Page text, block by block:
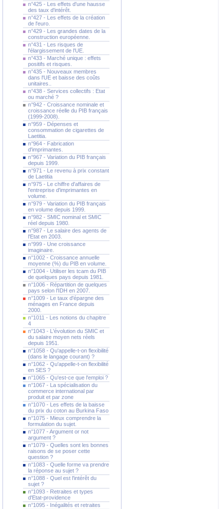
n°425 - Les effets d'une hausse
des taux d'intérêt.
n°427 - Les effets de la création
de l'euro.
n°429 - Les grandes dates de la
construction européenne.
n°431 - Les risques de
l'élargissement de l'UE.
n°433 - Marché unique : effets
positifs et risques.
n°435 - Nouveaux membres
dans l'UE et baisse des coûts
unitaires..
n°438 - Services collectifs : Etat
ou marché ?
n°942 - Croissance nominale et
croissance réelle du PIB français
(1999-2008).
n°959 - Dépenses et
consommation de cigarettes de
Laetitia.
n°964 - Fabrication
d'imprimantes.
n°967 - Variation du PIB français
depuis 1999.
n°971 - Le revenu à prix constant
de Laetitia
n°975 - Le chiffre d'affaires de
l'entreprise d'imprimantes en
volume.
n°979 - Variation du PIB français
en volume depuis 1999.
n°982 - SMIC nominal et SMIC
réel depuis 1980.
n°987 - Le salaire des agents de
l'Etat en 2003.
n°999 - Une croissance
imaginaire.
n°1002 - Croissance annuelle
moyenne (%) du PIB en volume.
n°1004 - Utiliser les tcam du PIB
de quelques pays depuis 1981.
n°1006 - Répartition de quelques
pays selon l'IDH en 2007.
n°1009 - Le taux d'épargne des
ménages en France depuis
2000.
n°1011 - Les notions du chapitre
4
n°1043 - L'évolution du SMIC et
du salaire moyen nets réels
depuis 1951.
n°1058 - Qu'appelle-t-on flexibilité
(dans le langage courant) ?
n°1062 - Qu'appelle-t-on flexibilité
en SES ?
n°1065 - Qu'est-ce que l'emploi ?
n°1067 - La spécialisation du
commerce international par
produit et par zone
n°1070 - Les effets de la baisse
du prix du coton au Burkina Faso
n°1075 - Mieux comprendre la
formulation du sujet.
n°1077 - Argument or not
argument ?
n°1079 - Quelles sont les bonnes
raisons de se poser cette
question ?
n°1083 - Quelle forme va prendre
la réponse au sujet ?
n°1088 - Quel est l'intérêt du
sujet ?
n°1093 - Retraites et types
d'Etat-providence
n°1095 - Inégalités et retraites